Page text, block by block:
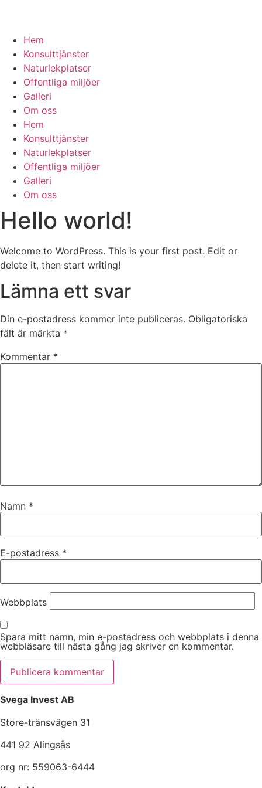
Hem
Konsulttjänster
Naturlekplatser
Offentliga miljöer
Galleri
Om oss
Hem
Konsulttjänster
Naturlekplatser
Offentliga miljöer
Galleri
Om oss
Hello world!
Welcome to WordPress. This is your first post. Edit or
delete it, then start writing!
Lämna ett svar
Din e-postadress kommer inte publiceras. Obligatoriska
fält är märkta *
Kommentar *
Namn *
E-postadress *
Webbplats
Spara mitt namn, min e-postadress och webbplats i denna
webbläsare till nästa gång jag skriver en kommentar.
Svega Invest AB
Store-tränsvägen 31
441 92 Alingsås
org nr: 559063-6444